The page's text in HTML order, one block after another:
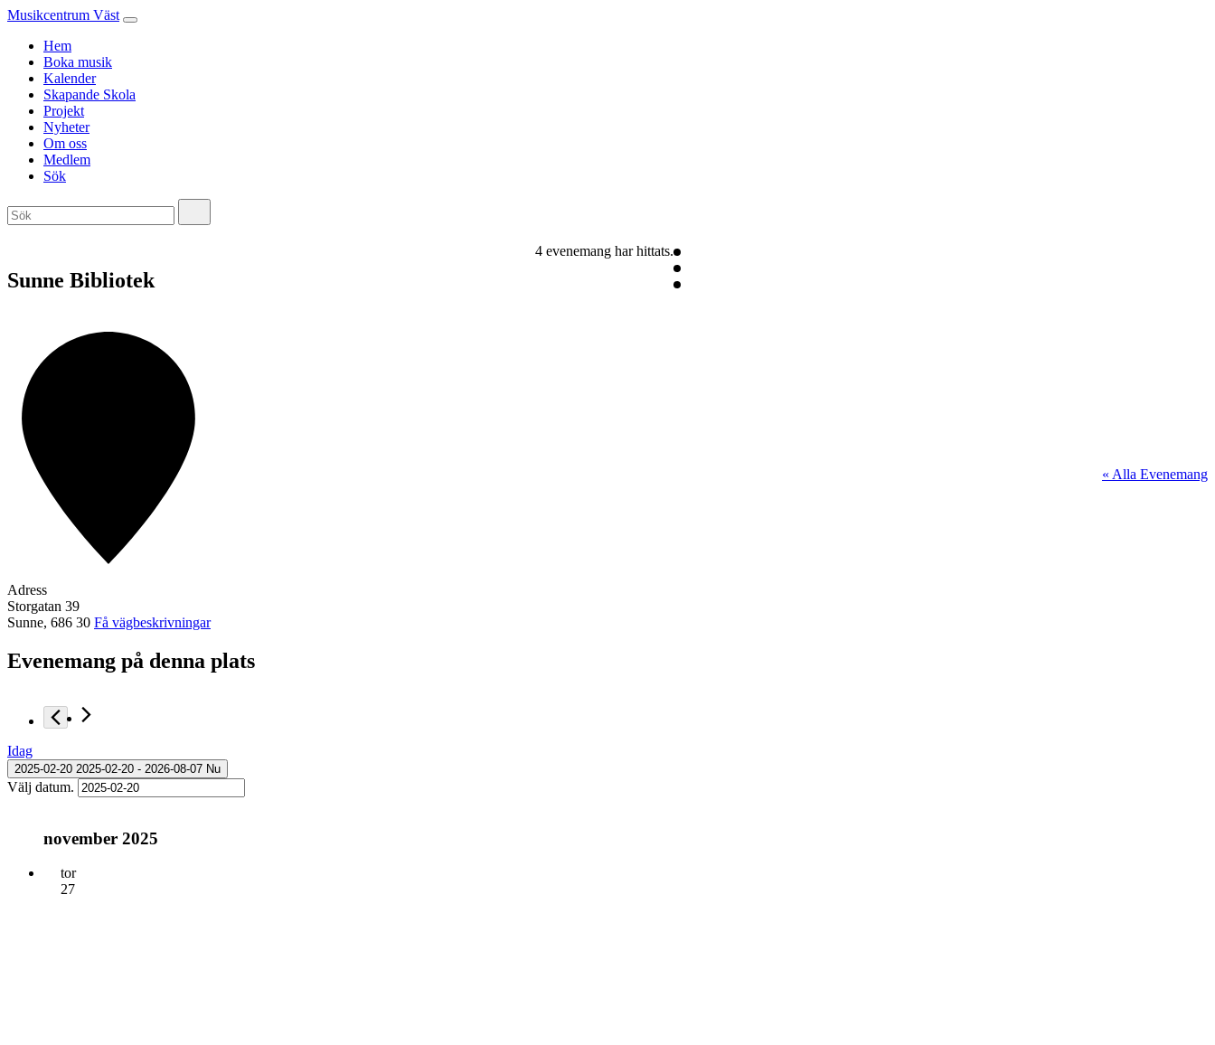
Musikcentrum Väst
Hem
Boka musik
Kalender
Skapande Skola
Projekt
Nyheter
Om oss
Medlem
Sök
4 evenemang har hittats.
Sunne Bibliotek
« Alla Evenemang
Adress
Storgatan 39
Sunne, 686 30 Få vägbeskrivningar
Evenemang på denna plats
Idag
2025-02-20 2025-02-20 - 2026-08-07 Nu
Välj datum.
november 2025
tor
27